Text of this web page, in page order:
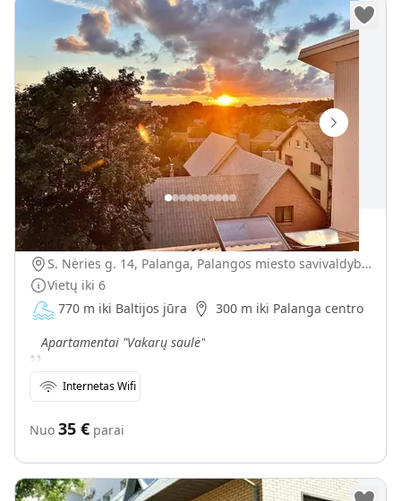
Apartamentai "Vakarų saulė"
S. Nėries g. 14, Palanga, Palangos miesto savivaldybė, Lietuva
Vietų iki 6
770 m iki Baltijos jūra
300 m iki Palanga centro
„Apartamentai "Vakarų saulė"
Internetas Wifi
Nuo 35 € parai